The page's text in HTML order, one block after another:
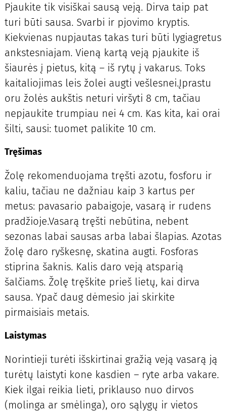
Pjaukite tik visiškai sausą veją. Dirva taip pat
turi būti sausa. Svarbi ir pjovimo kryptis.
Kiekvienas nupjautas takas turi būti lygiagretus
ankstesniajam. Vieną kartą veją pjaukite iš
šiaurės į pietus, kitą – iš rytų į vakarus. Toks
kaitaliojimas leis žolei augti vešlesnei.Įprastu
oru žolės aukštis neturi viršyti 8 cm, tačiau
nepjaukite trumpiau nei 4 cm. Kas kita, kai orai
šilti, sausi: tuomet palikite 10 cm.
Tręšimas
Žolę rekomenduojama tręšti azotu, fosforu ir
kaliu, tačiau ne dažniau kaip 3 kartus per
metus: pavasario pabaigoje, vasarą ir rudens
pradžioje.Vasarą tręšti nebūtina, nebent
sezonas labai sausas arba labai šlapias. Azotas
žolę daro ryškesnę, skatina augti. Fosforas
stiprina šaknis. Kalis daro veją atsparią
šalčiams. Žolę tręškite prieš lietų, kai dirva
sausa. Ypač daug dėmesio jai skirkite
pirmaisiais metais.
Laistymas
Norintieji turėti išskirtinai gražią veją vasarą ją
turėtų laistyti kone kasdien – ryte arba vakare.
Kiek ilgai reikia lieti, priklauso nuo dirvos
(molinga ar smėlinga), oro sąlygų ir vietos